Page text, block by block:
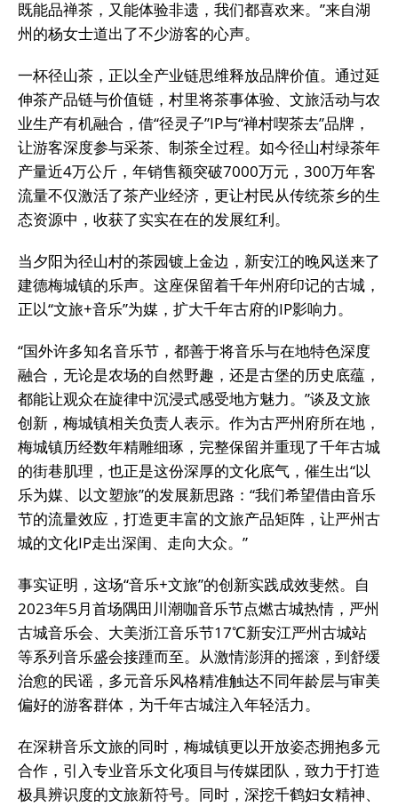
既能品禅茶，又能体验非遗，我们都喜欢来。”来自湖
州的杨女士道出了不少游客的心声。
一杯径山茶，正以全产业链思维释放品牌价值。通过延
伸茶产品链与价值链，村里将茶事体验、文旅活动与农
业生产有机融合，借“径灵子”IP与“禅村喫茶去”品牌，
让游客深度参与采茶、制茶全过程。如今径山村绿茶年
产量近4万公斤，年销售额突破7000万元，300万年客
流量不仅激活了茶产业经济，更让村民从传统茶乡的生
态资源中，收获了实实在在的发展红利。
当夕阳为径山村的茶园镀上金边，新安江的晚风送来了
建德梅城镇的乐声。这座保留着千年州府印记的古城，
正以“文旅+音乐”为媒，扩大千年古府的IP影响力。
“国外许多知名音乐节，都善于将音乐与在地特色深度
融合，无论是农场的自然野趣，还是古堡的历史底蕴，
都能让观众在旋律中沉浸式感受地方魅力。”谈及文旅
创新，梅城镇相关负责人表示。作为古严州府所在地，
梅城镇历经数年精雕细琢，完整保留并重现了千年古城
的街巷肌理，也正是这份深厚的文化底气，催生出“以
乐为媒、以文塑旅”的发展新思路：“我们希望借由音乐
节的流量效应，打造更丰富的文旅产品矩阵，让严州古
城的文化IP走出深闺、走向大众。”
事实证明，这场“音乐+文旅”的创新实践成效斐然。自
2023年5月首场隅田川潮咖音乐节点燃古城热情，严州
古城音乐会、大美浙江音乐节17℃新安江严州古城站
等系列音乐盛会接踵而至。从激情澎湃的摇滚，到舒缓
治愈的民谣，多元音乐风格精准触达不同年龄层与审美
偏好的游客群体，为千年古城注入年轻活力。
在深耕音乐文旅的同时，梅城镇更以开放姿态拥抱多元
合作，引入专业音乐文化项目与传媒团队，致力于打造
极具辨识度的文旅新符号。同时，深挖千鹤妇女精神、